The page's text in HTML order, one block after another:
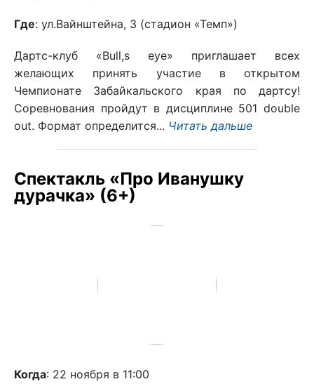
Где: ул.Вайнштейна, 3 (стадион «Темп»)
Дартс-клуб «Bull,s eye» приглашает всех
желающих принять участие в открытом
Чемпионате Забайкальского края по дартсу!
Соревнования пройдут в дисциплине 501 double
out. Формат определится... Читать дальше
Спектакль «Про Иванушку
дурачка» (6+)
Когда: 22 ноября в 11:00